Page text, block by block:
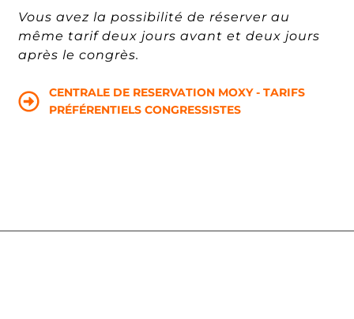
Vous avez la possibilité de réserver au
même tarif deux jours avant et deux jours
après le congrès.
CENTRALE DE RESERVATION MOXY - TARIFS
PRÉFÉRENTIELS CONGRESSISTES